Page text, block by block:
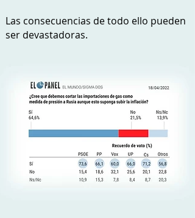
Las consecuencias de todo ello pueden
ser devastadoras.